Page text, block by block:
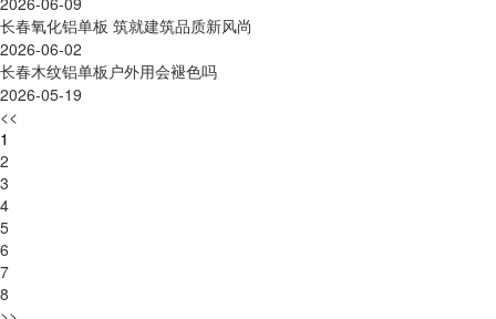
长春氧化铝单板 筑就建筑品质新风尚
2026-06-02
长春木纹铝单板户外用会褪色吗
2026-05-19
<<
1
2
3
4
5
6
7
8